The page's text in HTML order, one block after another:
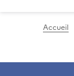
Accueil